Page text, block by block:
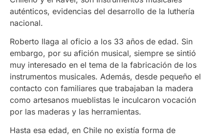
auténticos, evidencias del desarrollo de la luthería
nacional.
Roberto llaga al oficio a los 33 años de edad. Sin
embargo, por su afición musical, siempre se sintió
muy interesado en el tema de la fabricación de los
instrumentos musicales. Además, desde pequeño el
contacto con familiares que trabajaban la madera
como artesanos mueblistas le inculcaron vocación
por las maderas y las herramientas.
Hasta esa edad, en Chile no existía forma de